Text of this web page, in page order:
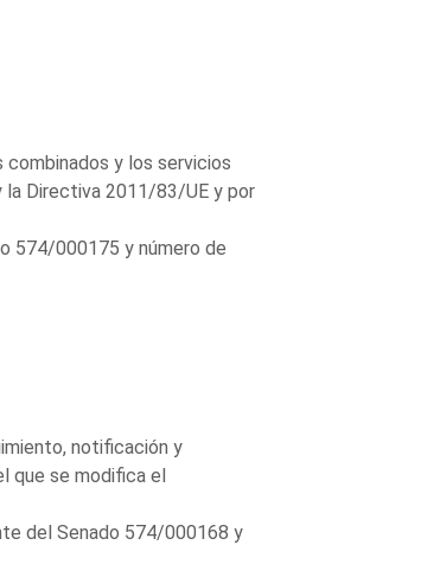
y los servicios
la Directiva 2011/83/UE y por
574/000175 y número de
notificación y
que se modifica el
del Senado 574/000168 y